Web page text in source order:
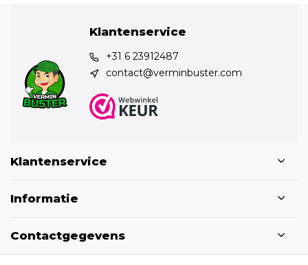
Klantenservice
+31 6 23912487
contact@verminbuster.com
Klantenservice
Informatie
Contactgegevens